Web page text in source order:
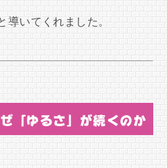
導いてくれました。
「ゆるさ」が続くのか